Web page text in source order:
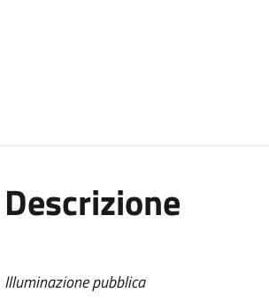
Descrizione
Illuminazione pubblica